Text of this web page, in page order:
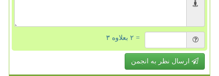
= ۲ بعلاوه ۳
ارسال نظر به انجمن